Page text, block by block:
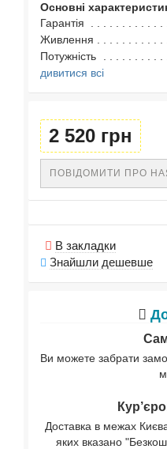
Основні
Гарантія
Живлення
Потужність
дивитися всі
2 520 грн
ПОВІДОМИТИ ПРО
В закладки
Знайшли дешевше
Ви можете забрати
Доставка в межах
яких вказано